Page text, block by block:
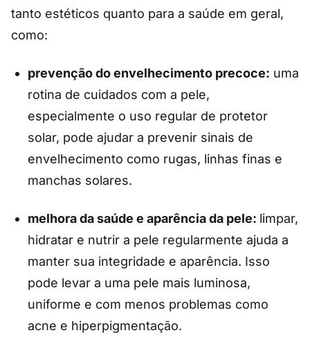
tanto estéticos quanto para a saúde em geral,
como:
prevenção do envelhecimento precoce: uma
rotina de cuidados com a pele,
especialmente o uso regular de protetor
solar, pode ajudar a prevenir sinais de
envelhecimento como rugas, linhas finas e
manchas solares.
melhora da saúde e aparência da pele: limpar,
hidratar e nutrir a pele regularmente ajuda a
manter sua integridade e aparência. Isso
pode levar a uma pele mais luminosa,
uniforme e com menos problemas como
acne e hiperpigmentação.